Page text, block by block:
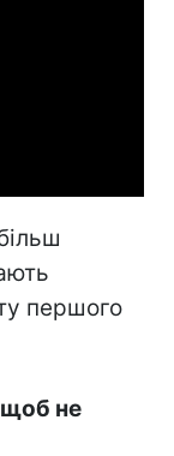
першого
щоб не